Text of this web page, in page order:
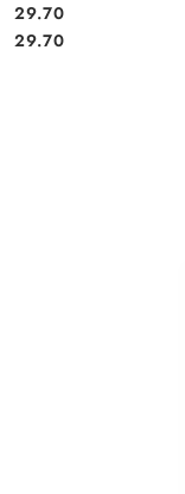
Cena:
29.70
Cena:
29.70